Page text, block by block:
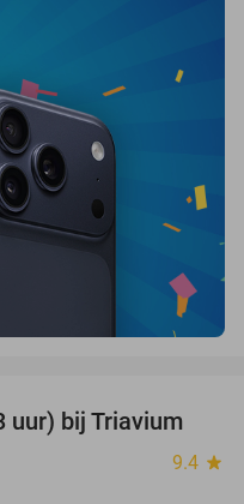
21%
uur) bij Triavium
9.4 star